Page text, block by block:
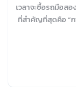
เวลาจะซื้อรถมือสอ
ที่สำคัญที่สุดคือ “ก